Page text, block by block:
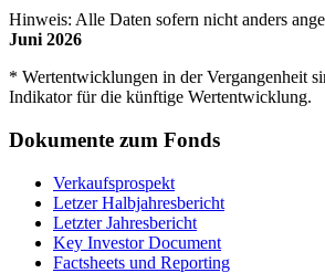
Hinweis: Alle Daten sofern nicht anders
Juni 2026
* Wertentwicklungen in der Vergangenheit
Indikator für die künftige Wertentwicklung.
Dokumente zum Fonds
Verkaufsprospekt
Letzer Halbjahresbericht
Letzter Jahresbericht
Key Investor Document
Factsheets und Reporting